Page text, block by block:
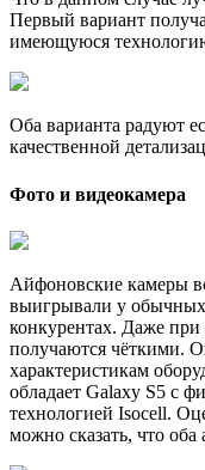
Первый вариант
имеющуюся
Оба варианта радуют
качественной
Фото и видеокамера
Айфоновские камеры
выигрывали у
конкурентах. Даже
получаются чёткими.
характеристикам
обладает Galaxy S5 с
технологией Isocell.
можно сказать, что оба